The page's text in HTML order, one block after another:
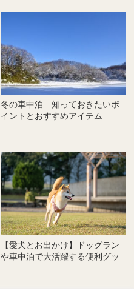
冬の車中泊 知っておきたいポ
イントとおすすめアイテム
【愛犬とお出かけ】ドッグラン
や車中泊で大活躍する便利グッ
ズ10選